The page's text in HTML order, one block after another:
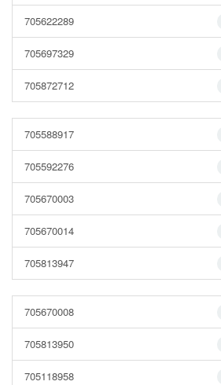
705622289
705697329
705872712
705588917
705592276
705670003
705670014
705813947
705670008
705813950
705118958